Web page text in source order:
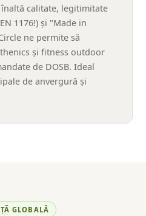
calitate, legitimitate
1176!) și "Made in
ne permite să
și fitness outdoor
de DOSB. Ideal
de anvergură și
GLOBALĂ